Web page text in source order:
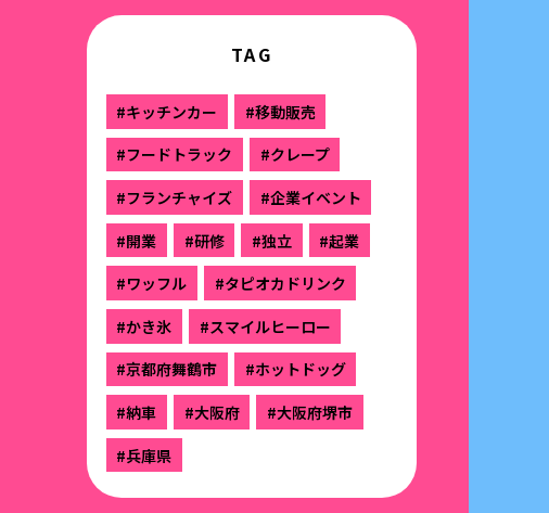
TAG
#キッチンカー
#移動販売
#フードトラック
#クレープ
#フランチャイズ
#企業イベント
#開業
#研修 #独立
#起業
#ワッフル
#タピオカドリンク
#かき氷
#スマイルヒーロー
#京都府舞鶴市
#ホットドッグ
#納車
#大阪府
#大阪府堺市
#兵庫県